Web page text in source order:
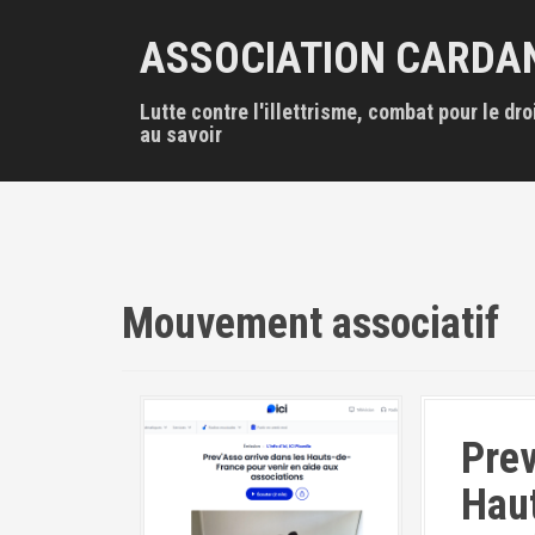
c
ASSOCIATION
Lutte contre l'illettrisme, combat pour le
au savoir
Mouvement associatif